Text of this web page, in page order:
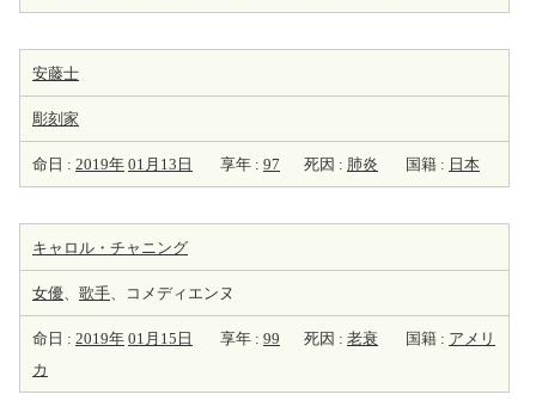
安藤士
彫刻家
命日 : 2019年 01月13日 享年 : 97 死因 : 肺炎 国籍 : 日本
キャロル・チャニング
女優、 歌手、コメディエンヌ
命日 : 2019年 01月15日 享年 : 99 死因 : 老衰 国籍 : アメリ
カ